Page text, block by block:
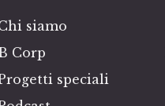
siamo
Corp
speciali